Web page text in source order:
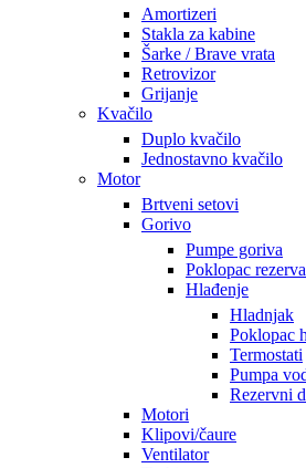
Amortizeri
Stakla za kabine
Šarke / Brave vrata
Retrovizor
Grijanje
Kvačilo
Duplo kvačilo
Jednostavno kvačilo
Motor
Brtveni setovi
Gorivo
Pumpe goriva
Poklopac
Hlađenje
Hladnjak
Poklopac
Termostati
Pumpa
Rezervni
Motori
Klipovi/čaure
Ventilator